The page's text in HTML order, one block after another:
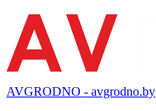
AVGRODNO - avgrodno.by